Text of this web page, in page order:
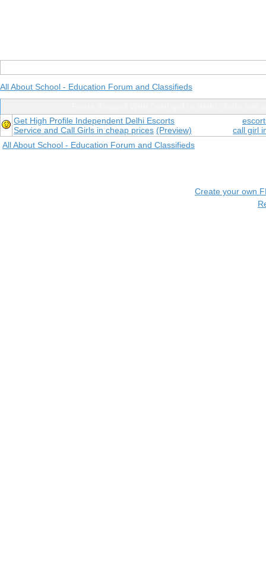
All About School - Education Forum and Classifieds
call girl
Get High Profile Independent Delhi Escorts
Service and Call Girls in cheap prices (Preview)
All About School - Education Forum and Classifieds
Create your own